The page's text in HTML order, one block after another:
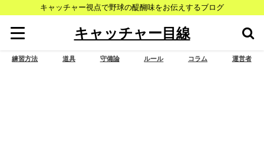
キャッチャー視点で野球の醍醐味をお伝えするブログ
キャッチャー目線
練習方法 道具 守備論 ルール コラム 運営者